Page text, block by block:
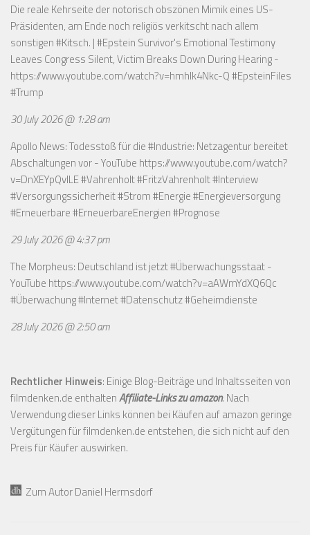
Die reale Kehrseite der notorisch obszönen Mimik eines US-
Präsidenten, am Ende noch religiös verkitscht nach allem
sonstigen #Kitsch. | #Epstein Survivor's Emotional Testimony
Leaves Congress Silent, Victim Breaks Down During Hearing -
https://www.youtube.com/watch?v=hmhlk4Nkc-Q#EpsteinFiles
#Trump
30 July 2026 @ 1:28 am
Apollo News: Todesstoß für die #Industrie: Netzagentur bereitet
Abschaltungen vor - YouTube https://www.youtube.com/watch?
v=DnXEYpQvILE#Vahrenholt #FritzVahrenholt #Interview
#Versorgungssicherheit #Strom #Energie #Energieversorgung
#Erneuerbare #ErneuerbareEnergien #Prognose
29 July 2026 @ 4:37 pm
The Morpheus: Deutschland ist jetzt #Überwachungsstaat -
YouTube https://www.youtube.com/watch?v=aAWmYdXQ6Qc
#Überwachung #Internet #Datenschutz #Geheimdienste
28 July 2026 @ 2:50 am
Rechtlicher Hinweis: Einige Blog-Beiträge und Inhaltsseiten von
filmdenken.de enthaltenAffiliate-Links zu amazon. Nach
Verwendung dieser Links können bei Käufen auf amazon geringe
Vergütungen für filmdenken.de entstehen, die sich nicht auf den
Preis für Käufer auswirken.
Zum Autor Daniel Hermsdorf